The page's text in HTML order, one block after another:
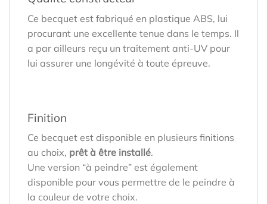
Ce becquet est fabriqué en plastique ABS, lui
procurant une excellente tenue dans le temps. Il
a par ailleurs reçu un traitement anti-UV pour
lui assurer une longévité à toute épreuve.
Finition
Ce becquet est disponible en plusieurs finitions
au choix, prêt à être installé.
Une version “à peindre” est également
disponible pour vous permettre de le peindre à
la couleur de votre choix.